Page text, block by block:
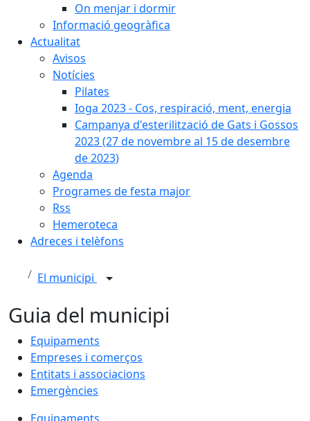
On menjar i dormir
Informació geogràfica
Actualitat
Avisos
Notícies
Pilates
Ioga 2023 - Cos, respiració, ment, energia
Campanya d'esterilització de Gats i Gossos
2023 (27 de novembre al 15 de desembre
de 2023)
Agenda
Programes de festa major
Rss
Hemeroteca
Adreces i telèfons
El municipi
Guia del municipi
Equipaments
Empreses i comerços
Entitats i associacions
Emergències